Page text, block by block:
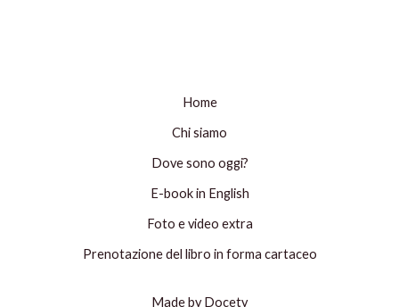
Home
Chi siamo
Dove sono oggi?
E-book in English
Foto e video extra
Prenotazione del libro in forma cartaceo
Made by Docety